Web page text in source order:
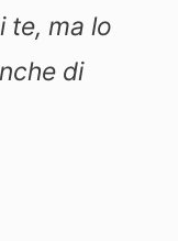
te, ma lo
di